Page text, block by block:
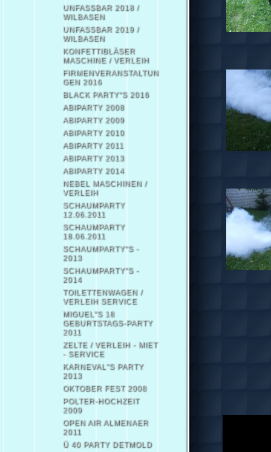
UNFASSBAR 2018 /
WILBASEN
UNFASSBAR 2019 /
WILBASEN
KONFETTIBLÄSER
MASCHINE / VERLEIH
FIRMENVERANSTALTUN
GEN 2016
BLACK PARTY"S 2016
ABIPARTY 2008
ABIPARTY 2009
ABIPARTY 2010
ABIPARTY 2011
ABIPARTY 2013
ABIPARTY 2014
NEBEL MASCHINEN /
VERLEIH
SCHAUMPARTY
12.06.2011
SCHAUMPARTY
18.06.2011
SCHAUMPARTY"S -
2013
SCHAUMPARTY"S -
2014
TOILETTENWAGEN /
VERLEIH SERVICE
MIGUEL"S 18
GEBURTSTAGS-PARTY
2011
ZELTE / VERLEIH - MIET
- SERVICE
KARNEVAL"S PARTY
2013
OKTOBER FEST 2008
POLTER-HOCHZEIT
2009
OPEN AIR ALMENAER
2011
Ü 40 PARTY DETMOLD